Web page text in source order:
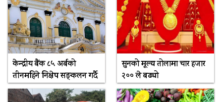
केन्द्रीय बैंक ८५ अर्बको
तीनमहिने निक्षेप सङ्कलन गर्दै
सुनको मूल्य तोलामा चार हजार
२०० ले बढ्यो